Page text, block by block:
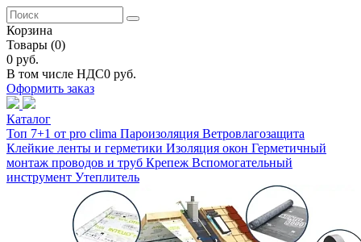
Корзина
Товары (0)
0 руб.
В том числе НДС0 руб.
Оформить заказ
Каталог
Топ 7+1 от pro clima Пароизоляция Ветровлагозащита
Клейкие ленты и герметики Изоляция окон Герметичный
монтаж проводов и труб Крепеж Вспомогательный
инструмент Утеплитель